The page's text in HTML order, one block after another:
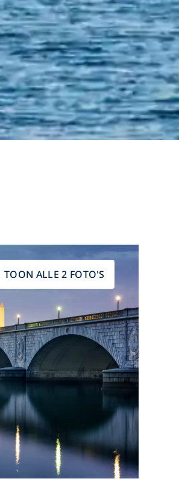
TOON ALLE 2 FOTO'S